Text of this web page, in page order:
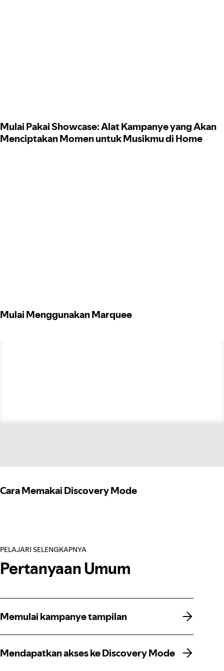
Mulai Pakai Showcase: Alat Kampanye yang Akan
Menciptakan Momen untuk Musikmu di Home
Mulai Menggunakan Marquee
Cara Memakai Discovery Mode
PELAJARI SELENGKAPNYA
Pertanyaan Umum
Memulai kampanye tampilan
Memulai kampanye tampilan
Mendapatkan akses ke Discovery Mode
Mendapatkan akses ke Discovery Mode